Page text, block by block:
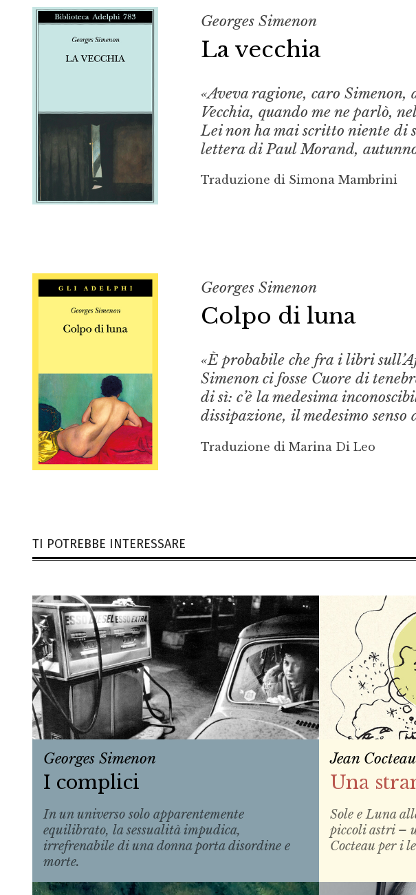
Georges Simenon
La vecchia
«Aveva ragione, caro
Vecchia, quando me ne parlò,
Lei non ha mai scritto niente di
lettera di Paul Morand,
Traduzione di Simona Mambrini
Georges Simenon
Colpo di luna
«È probabile che fra i libri
Simenon ci fosse Cuore di
di sì: c’è la medesima
dissipazione, il medesimo
Traduzione di Marina Di Leo
TI POTREBBE INTERESSARE
Georges Simenon
I complici
In un universo solo apparentemente
equilibrato, la sessualità impudica,
irrefrenabile di una donna porta disordine e
morte.
Jean Cocteau
Una
Sole e Luna
piccoli astri –
Cocteau per i